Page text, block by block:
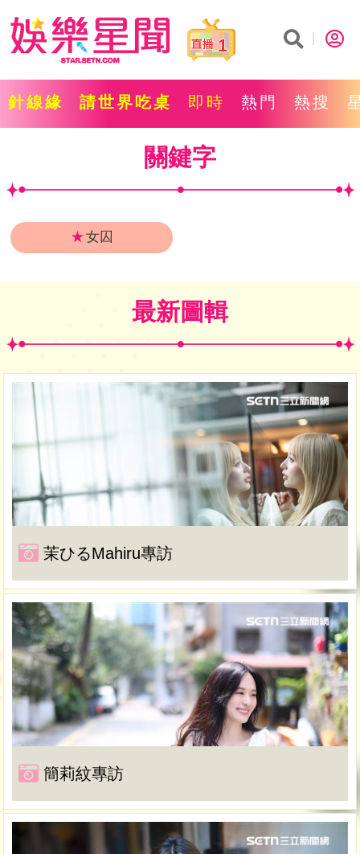
1
針線緣 請世界吃桌 即時 熱門 熱搜
關鍵字
★女囚
最新圖輯
茉ひるMahiru專訪
簡莉紋專訪